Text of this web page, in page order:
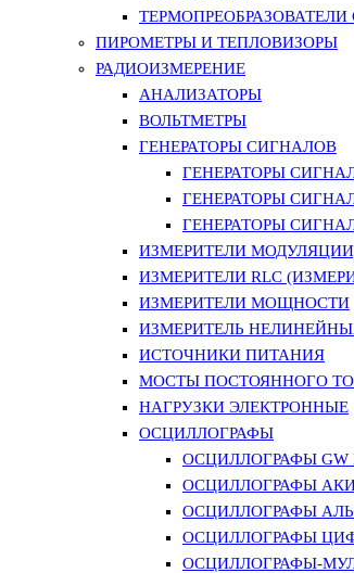
ПИРОМЕТРЫ И ТЕПЛОВИЗОРЫ
РАДИОИЗМЕРЕНИЕ
АНАЛИЗАТОРЫ
ВОЛЬТМЕТРЫ
ГЕНЕРАТОРЫ СИГНАЛОВ
ГЕНЕРАТОРЫ
ГЕНЕРАТОРЫ
ГЕНЕРАТОРЫ
ИЗМЕРИТЕЛИ
ИЗМЕРИТЕЛИ RLC
ИЗМЕРИТЕЛИ МОЩНОСТИ
ИЗМЕРИТЕЛЬ
ИСТОЧНИКИ ПИТАНИЯ
МОСТЫ ПОСТОЯННОГО
НАГРУЗКИ ЭЛЕКТРОННЫЕ
ОСЦИЛЛОГРАФЫ
ОСЦИЛЛОГРАФЫ GW
ОСЦИЛЛОГРАФЫ
ОСЦИЛЛОГРАФЫ
ОСЦИЛЛОГРАФЫ
ОСЦИЛЛОГРАФЫ-